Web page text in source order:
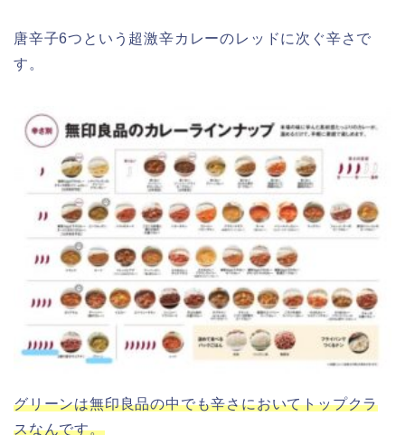
唐辛子6つという超激辛カレーのレッドに次ぐ辛さで
す。
グリーンは無印良品の中でも辛さにおいてトップクラ
スなんです。